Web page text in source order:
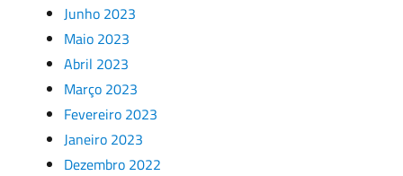
Junho 2023
Maio 2023
Abril 2023
Março 2023
Fevereiro 2023
Janeiro 2023
Dezembro 2022